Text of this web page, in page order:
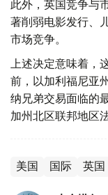
此外，英国竞争与
著削弱电影发行、
市场竞争。
上述决定意味着，
前，以加利福尼亚
纳兄弟交易面临的
加州北区联邦地区
美国 国际 英国